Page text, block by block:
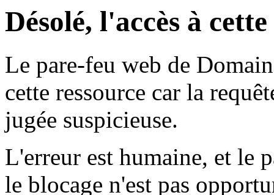
Désolé, l'accès à
Le pare-feu web de
cette ressource car la
jugée suspicieuse.
L'erreur est humaine, et le
le blocage n'est pas